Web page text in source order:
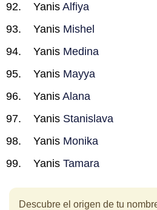
Yanis Alfiya
Yanis Mishel
Yanis Medina
Yanis Mayya
Yanis Alana
Yanis Stanislava
Yanis Monika
Yanis Tamara
Descubre el origen de tu